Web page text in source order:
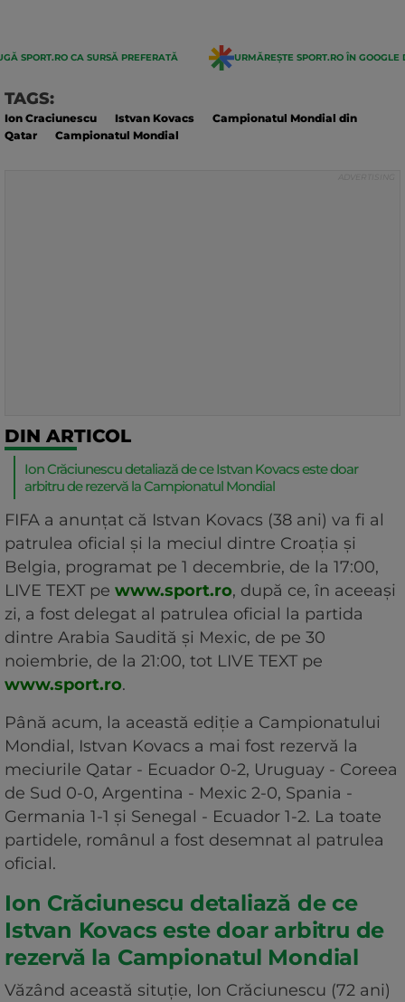
SPORT.RO CA SURSĂ PREFERATĂ URMĂREȘTE SPORT.RO ÎN GOOGLE
TAGS:
Ion Craciunescu Istvan Kovacs
Campionatul Mondial din
Qatar
Campionatul Mondial
DIN ARTICOL
Ion Crăciunescu detaliază de ce Istvan Kovacs este doar
arbitru de rezervă la Campionatul Mondial
FIFA a anunțat că Istvan Kovacs (38 ani) va fi al
patrulea oficial și la meciul dintre Croația și
Belgia, programat pe 1 decembrie, de la 17:00,
LIVE TEXT pe www.sport.ro, după ce, în aceeași
zi, a fost delegat al patrulea oficial la partida
dintre Arabia Saudită și Mexic, de pe 30
noiembrie, de la 21:00, tot LIVE TEXT pe
www.sport.ro.
Până acum, la această ediție a Campionatului
Mondial, Istvan Kovacs a mai fost rezervă la
meciurile Qatar - Ecuador 0-2, Uruguay - Coreea
de Sud 0-0, Argentina - Mexic 2-0, Spania -
Germania 1-1 și Senegal - Ecuador 1-2. La toate
partidele, românul a fost desemnat al patrulea
oficial.
Ion Crăciunescu detaliază de ce
Istvan Kovacs este doar arbitru de
rezervă la Campionatul Mondial
Văzând această situție, Ion Crăciunescu (72 ani)